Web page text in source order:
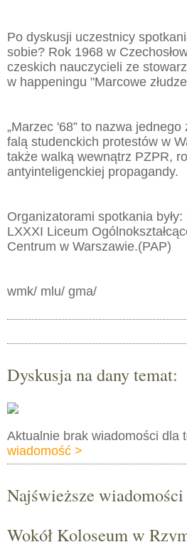
Po dyskusji uczestnicy
sobie? Rok 1968 w
czeskich nauczycieli ze
w happeningu "Marcowe
„Marzec '68” to nazwa
falą studenckich protestów w
także walką wewnątrz PZPR,
antyinteligenckiej propagandy.
Organizatorami spotkania
LXXXI Liceum
Centrum w Warszawie.(PAP)
wmk/ mlu/ gma/
Dyskusja na dany temat:
Aktualnie brak wiadomości
wiadomość >
Najświeższe
Wokół Koloseum w